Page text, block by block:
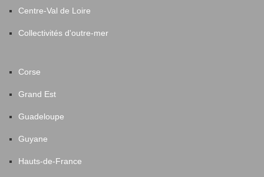
Centre-Val de Loire
Collectivités d'outre-mer
Corse
Grand Est
Guadeloupe
Guyane
Hauts-de-France